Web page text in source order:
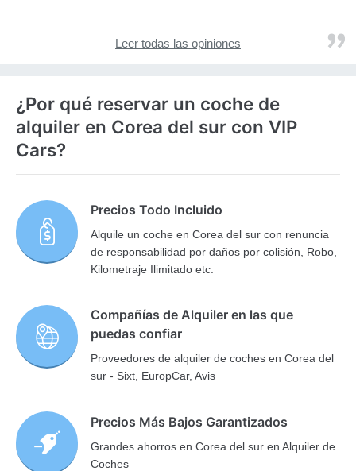
Leer todas las opiniones
¿Por qué reservar un coche de
alquiler en Corea del sur con VIP
Cars?
Precios Todo Incluido
Alquile un coche en Corea del sur con renuncia
de responsabilidad por daños por colisión, Robo,
Kilometraje Ilimitado etc.
Compañías de Alquiler en las que
puedas confiar
Proveedores de alquiler de coches en Corea del
sur - Sixt, EuropCar, Avis
Precios Más Bajos Garantizados
Grandes ahorros en Corea del sur en Alquiler de
Coches